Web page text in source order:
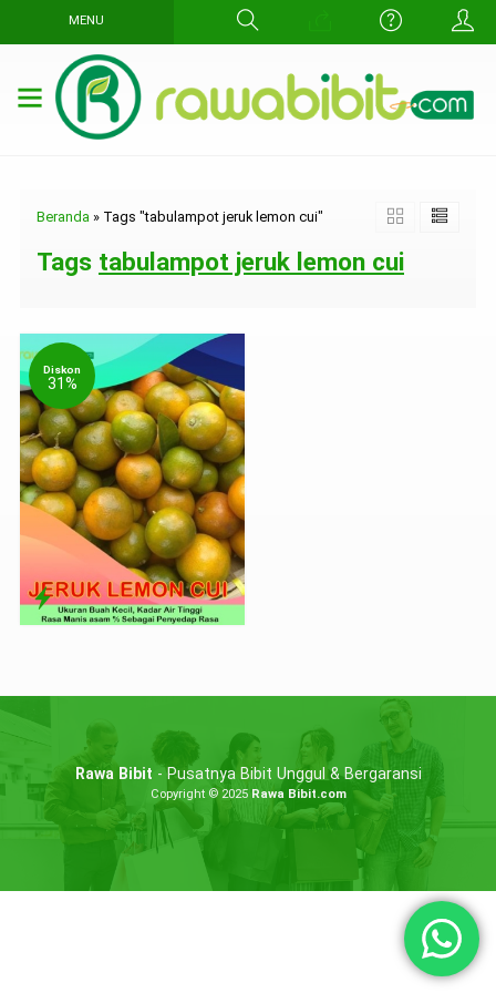
MENU
Beranda » Tags "tabulampot jeruk lemon cui"
Tags tabulampot jeruk lemon cui
Diskon
31%
Rawa Bibit - Pusatnya Bibit Unggul & Bergaransi
Copyright © 2025 Rawa Bibit.com